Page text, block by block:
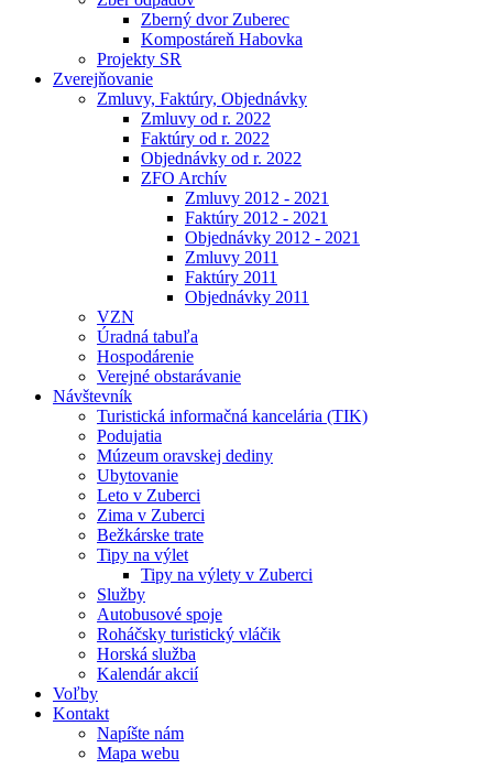
Zberný dvor Zuberec
Kompostáreň Habovka
Projekty SR
Zverejňovanie
Zmluvy, Faktúry, Objednávky
Zmluvy od r. 2022
Faktúry od r. 2022
Objednávky od r. 2022
ZFO Archív
Zmluvy 2012 - 2021
Faktúry 2012 - 2021
Objednávky 2012 - 2021
Zmluvy 2011
Faktúry 2011
Objednávky 2011
VZN
Úradná tabuľa
Hospodárenie
Verejné obstarávanie
Návštevník
Turistická informačná kancelária (TIK)
Podujatia
Múzeum oravskej dediny
Ubytovanie
Leto v Zuberci
Zima v Zuberci
Bežkárske trate
Tipy na výlet
Tipy na výlety v Zuberci
Služby
Autobusové spoje
Roháčsky turistický vláčik
Horská služba
Kalendár akcií
Voľby
Kontakt
Napíšte nám
Mapa webu